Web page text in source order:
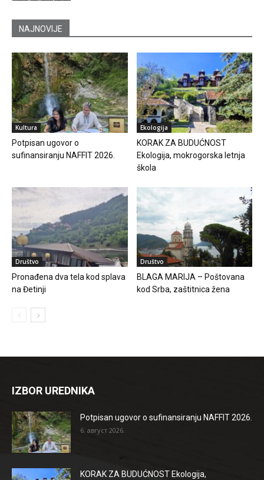
NAJNOVIJE
Kultura
Potpisan ugovor o
sufinansiranju NAFFIT 2026.
Ekologija
KORAK ZA BUDUĆNOST
Ekologija, mokrogorska letnja
škola
Društvo
Pronađena dva tela kod splava
na Đetinji
Društvo
BLAGA MARIJA – Poštovana
kod Srba, zaštitnica žena
IZBOR UREDNIKA
Potpisan ugovor o sufinansiranju NAFFIT 2026.
6. август 2026.
KORAK ZA BUDUĆNOST Ekologija,